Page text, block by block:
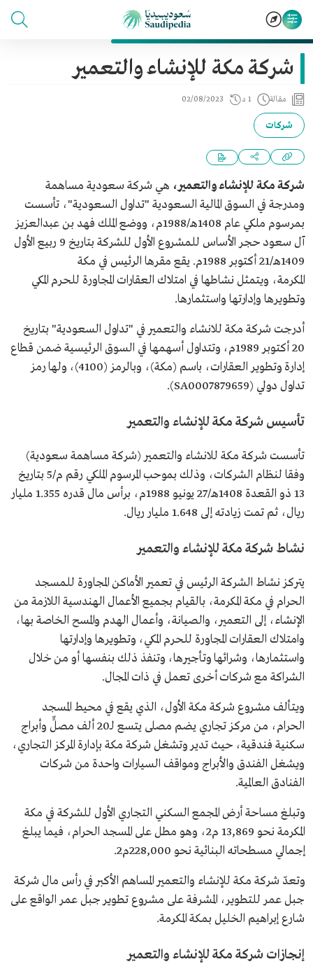
شركة مكة للإنشاء والتعمير
مقالة 1 د 02/08/2023
شركات
شركة مكة للإنشاء والتعمير، هي شركة سعودية مساهمة
ومدرجة في السوق المالية السعودية "تداول السعودية"، تأسست
بمرسوم ملكي عام 1408هـ/1988م، ووضع الملك فهد بن عبدالعزيز
آل سعود حجر الأساس للمشروع الأول للشركة بتاريخ 9 ربيع الأول
1409هـ/21 أكتوبر 1988م. يقع مقرها الرئيس في مكة
المكرمة، ويتمثل نشاطها في امتلاك العقارات المجاورة للحرم المكي
وتطويرها وإدارتها واستثمارها.
أدرجت شركة مكة للانشاء والتعمير في "تداول السعودية" بتاريخ
20 أكتوبر 1989م، وتتداول أسهمها في السوق الرئيسية ضمن قطاع
إدارة وتطوير العقارات، باسم (مكة)، وبالرمز (4100)، ولها رمز
تداول دولي (SA0007879659).
تأسيس شركة مكة للإنشاء والتعمير
تأسست شركة مكة للانشاء والتعمير (شركة مساهمة سعودية)
وفقا لنظام الشركات، وذلك بموحب المرسوم الملكي رقم م/5 بتاريخ
13 ذو القعدة 1408هـ/27 يونيو 1988م، برأس مال قدره 1.355 مليار
ريال، ثم تمت زيادته إلى 1.648 مليار ريال.
نشاط شركة مكة للإنشاء والتعمير
يتركز نشاط الشركة الرئيس في تعمير الأماكن المجاورة للمسجد
الحرام في مكة المكرمة، بالقيام بجميع الأعمال الهندسية اللازمة من
الإنشاء، إلى التعمير، والصيانة، وأعمال الهدم والمسح الخاصة بها،
وامتلاك العقارات المجاورة للحرم المكي، وتطويرها وإدارتها
واستثمارها، وشرائها وتأجيرها، وتنفذ ذلك بنفسها أو من خلال
الشراكة مع شركات أخرى تعمل في ذات المجال.
ويتألف مشروع شركة مكة الأول، الذي يقع في محيط المسجد
الحرام، من مركز تجاري يضم مصلى يتسع لـ20 ألف مصلٍّ وأبراج
سكنية فندقية، حيث تدير وتشغل شركة مكة بإدارة المركز التجاري،
ويشغل الفندق والأبراج ومواقف السيارات واحدة من شركات
الفنادق العالمية.
وتبلغ مساحة أرض المجمع السكني التجاري الأول للشركة في مكة
المكرمة نحو 13,869 م2، وهو مطل على المسجد الحرام، فيما يبلغ
إجمالي مسطحاته البنائية نحو 228,000م2.
وتعدّ شركة مكة للإنشاء والتعمير المساهم الأكبر في رأس مال شركة
جبل عمر للتطوير، المشرفة على مشروع تطوير جبل عمر الواقع على
شارع إبراهيم الخليل بمكة المكرمة.
إنجازات شركة مكة للإنشاء والتعمير